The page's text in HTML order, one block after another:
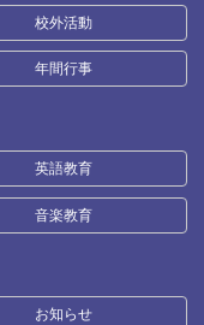
校外活動
年間行事
英語教育
音楽教育
お知らせ